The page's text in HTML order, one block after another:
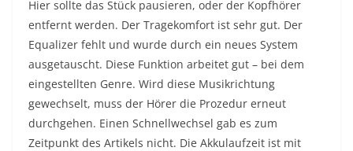
Hier sollte das Stück pausieren, oder der Kopfhörer
entfernt werden. Der Tragekomfort ist sehr gut. Der
Equalizer fehlt und wurde durch ein neues System
ausgetauscht. Diese Funktion arbeitet gut – bei dem
eingestellten Genre. Wird diese Musikrichtung
gewechselt, muss der Hörer die Prozedur erneut
durchgehen. Einen Schnellwechsel gab es zum
Zeitpunkt des Artikels nicht. Die Akkulaufzeit ist mit